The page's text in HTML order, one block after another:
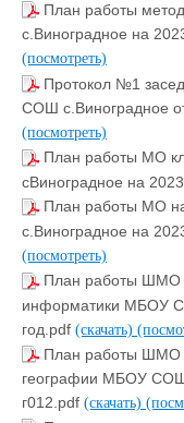
План работы
с.Виноградное на
(посмотреть)
Протокол №1
СОШ с.Виноградное
(посмотреть)
План работы МО
сВиноградное на
План работы МО
с.Виноградное на
(посмотреть)
План работы ШМО
информатики МБОУ
год.pdf (скачать)
План работы ШМО
географии МБОУ СОШ
г012.pdf (скачать)